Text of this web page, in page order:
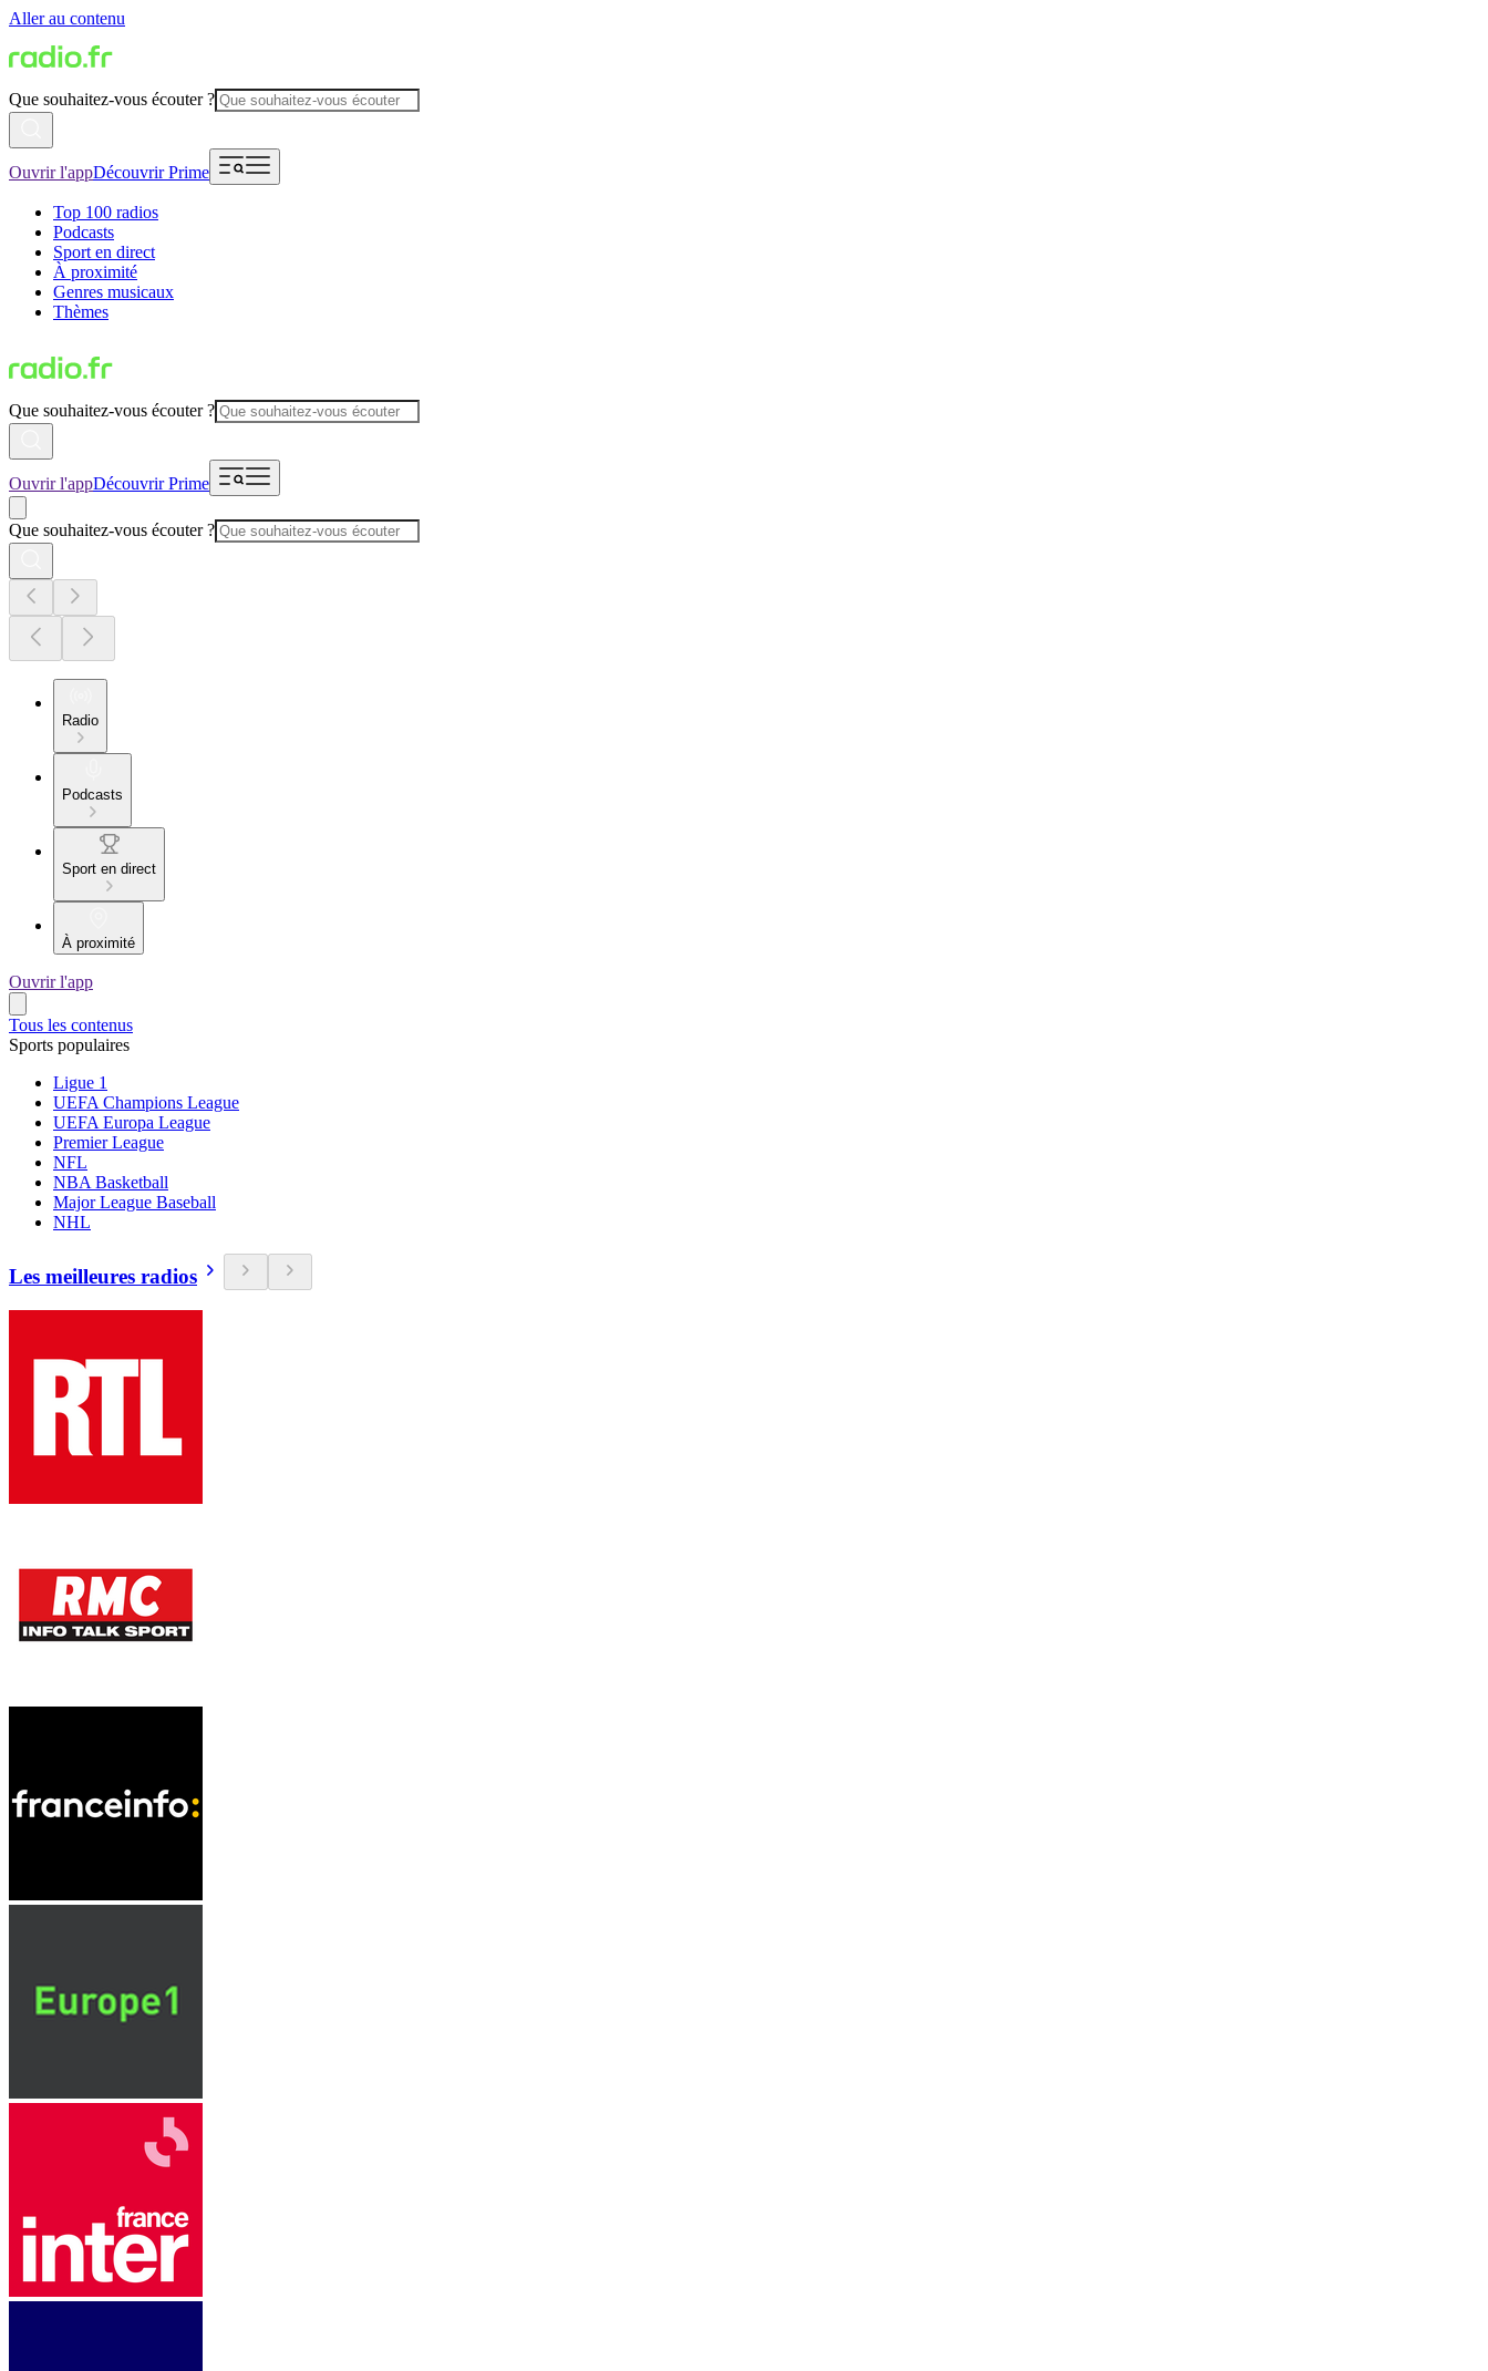
Aller au contenu
Que souhaitez-vous écouter ?
Ouvrir l'appDécouvrir Prime
Top 100 radios
Podcasts
Sport en direct
À proximité
Genres musicaux
Thèmes
Que souhaitez-vous écouter ?
Ouvrir l'appDécouvrir Prime
Que souhaitez-vous écouter ?
Radio
Podcasts
Sport en direct
À proximité
Ouvrir l'app
Tous les contenus
Sports populaires
Ligue 1
UEFA Champions League
UEFA Europa League
Premier League
NFL
NBA Basketball
Major League Baseball
NHL
Les meilleures radios